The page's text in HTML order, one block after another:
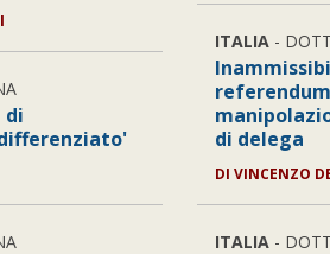
di
ITALIA -
di delega
DIVINCENZO
ITALIA -